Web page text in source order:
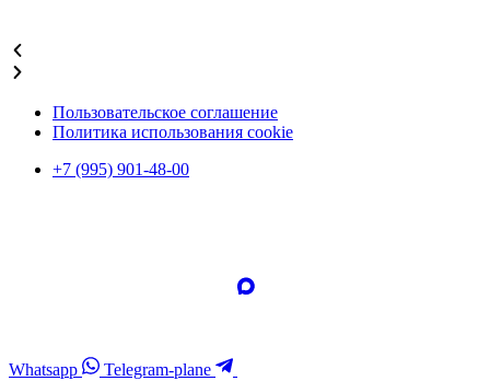
Пользовательское соглашение
Политика использования cookie
+7 (995) 901-48-00
Whatsapp
Telegram-plane